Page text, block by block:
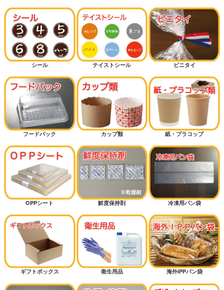
シール テイストシール ビニタイ
フードパック カップ類 紙・プラコップ
OPPシート 鮮度保持剤 冷凍用パン袋
ギフトボックス 衛生用品 海外IPPパン袋